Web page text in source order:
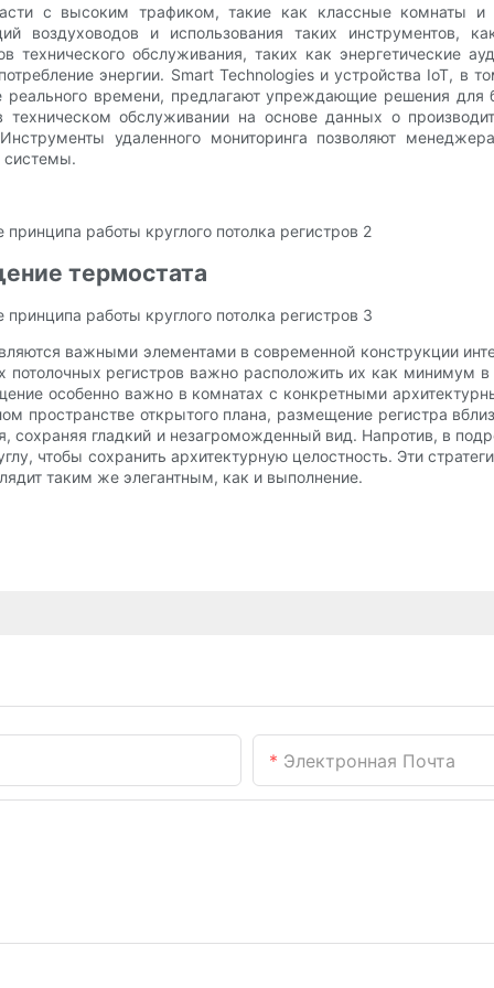
с высоким трафиком, такие как классные комнаты и
воздуховодов и использования таких инструментов,
обслуживания, таких как энергетические
энергии. Smart Technologies и устройства IoT, в
времени, предлагают упреждающие решения
обслуживании на основе данных о
удаленного мониторинга позволяют
системы.
термостата
важными элементами в современной конструкции
потолочных регистров важно расположить их как минимум
особенно важно в комнатах с конкретными
открытого плана, размещение регистра
сохраняя гладкий и незагроможденный вид. Напротив, в
чтобы сохранить архитектурную целостность. Эти
таким же элегантным, как и выполнение.
Электронная Почта